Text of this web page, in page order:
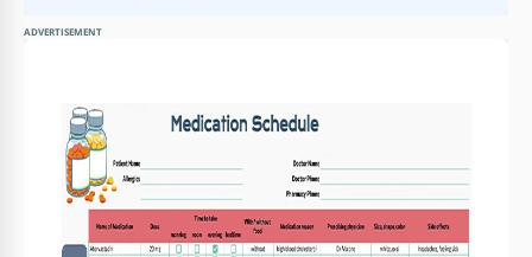
ADVERTISEMENT